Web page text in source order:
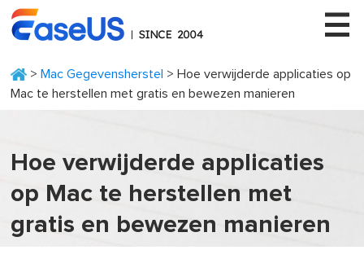
> Mac Gegevensherstel > Hoe verwijderde applicaties op
Mac te herstellen met gratis en bewezen manieren
Hoe verwijderde applicaties
op Mac te herstellen met
gratis en bewezen manieren